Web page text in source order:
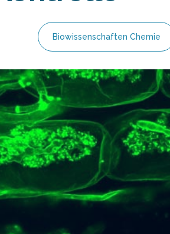
Biowissenschaften Chemie